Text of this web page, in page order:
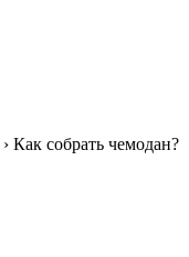
› Как собрать чемодан?